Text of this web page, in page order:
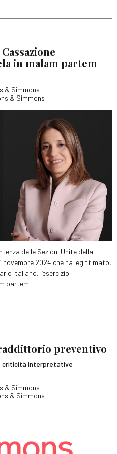
in malam partem
& Simmons
& Simmons
delle Sezioni Unite della
novembre 2024 che ha legittimato,
italiano, l’esercizio
partem.
preventivo
criticità interpretative
& Simmons
& Simmons